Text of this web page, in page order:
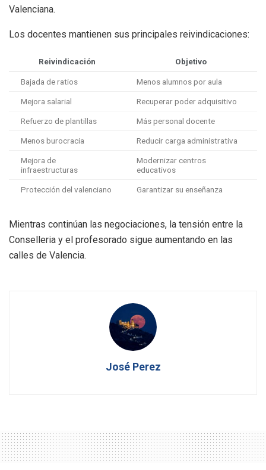
Valenciana.
Los docentes mantienen sus principales reivindicaciones:
Reivindicación Objetivo
Bajada de ratios Menos alumnos por aula
Mejora salarial Recuperar poder adquisitivo
Refuerzo de plantillas Más personal docente
Menos burocracia Reducir carga administrativa
Mejora de
infraestructuras
Modernizar centros
educativos
Protección del valenciano Garantizar su enseñanza
Mientras continúan las negociaciones, la tensión entre la
Conselleria y el profesorado sigue aumentando en las
calles de Valencia.
José Perez